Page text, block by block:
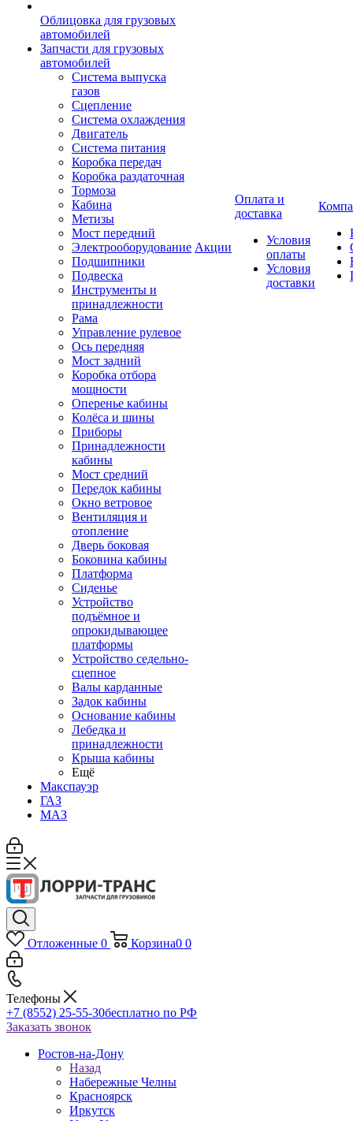
Облицовка для грузовых
автомобилей
Запчасти для грузовых
автомобилей
Система выпуска
газов
Сцепление
Система охлаждения
Двигатель
Система питания
Коробка передач
Коробка раздаточная
Тормоза
Кабина
Метизы
Мост передний
Электрооборудование
Подшипники
Подвеска
Инструменты и
принадлежности
Рама
Управление рулевое
Ось передняя
Мост задний
Коробка отбора
мощности
Оперенье кабины
Колёса и шины
Приборы
Принадлежности
кабины
Мост средний
Передок кабины
Окно ветровое
Вентиляция и
отопление
Дверь боковая
Боковина кабины
Платформа
Сиденье
Устройство
подъёмное и
опрокидывающее
платформы
Устройство седельно-
сцепное
Валы карданные
Задок кабины
Основание кабины
Лебедка и
принадлежности
Крыша кабины
Ещё
Макспауэр
ГАЗ
МАЗ
Акции
Оплата и
доставка
Условия
оплаты
Условия
доставки
Отложенные 0 Корзина0 0
Телефоны
+7 (8552) 25-55-30бесплатно по РФ
Заказать звонок
Ростов-на-Дону
Назад
Набережные Челны
Красноярск
Иркутск